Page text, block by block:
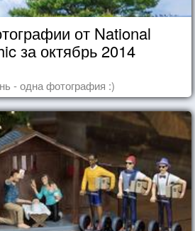
от National
за октябрь 2014
- одна фотография :)